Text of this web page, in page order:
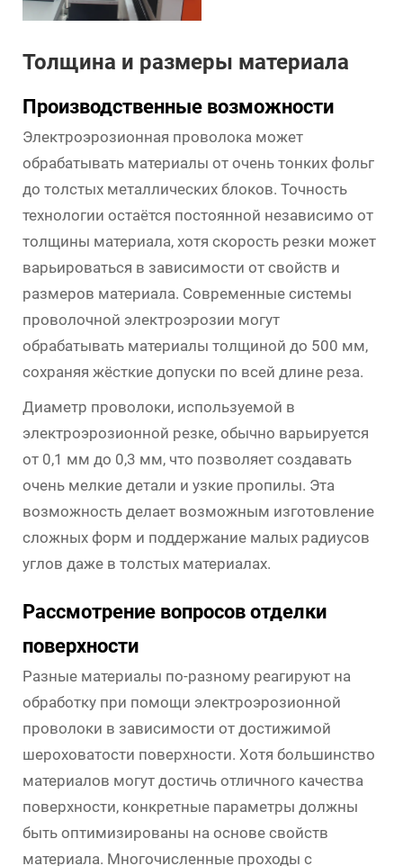
Толщина и размеры материала
Производственные возможности
Электроэрозионная проволока может
обрабатывать материалы от очень тонких фольг
до толстых металлических блоков. Точность
технологии остаётся постоянной независимо от
толщины материала, хотя скорость резки может
варьироваться в зависимости от свойств и
размеров материала. Современные системы
проволочной электроэрозии могут
обрабатывать материалы толщиной до 500 мм,
сохраняя жёсткие допуски по всей длине реза.
Диаметр проволоки, используемой в
электроэрозионной резке, обычно варьируется
от 0,1 мм до 0,3 мм, что позволяет создавать
очень мелкие детали и узкие пропилы. Эта
возможность делает возможным изготовление
сложных форм и поддержание малых радиусов
углов даже в толстых материалах.
Рассмотрение вопросов отделки
поверхности
Разные материалы по-разному реагируют на
обработку при помощи электроэрозионной
проволоки в зависимости от достижимой
шероховатости поверхности. Хотя большинство
материалов могут достичь отличного качества
поверхности, конкретные параметры должны
быть оптимизированы на основе свойств
материала. Многочисленные проходы с